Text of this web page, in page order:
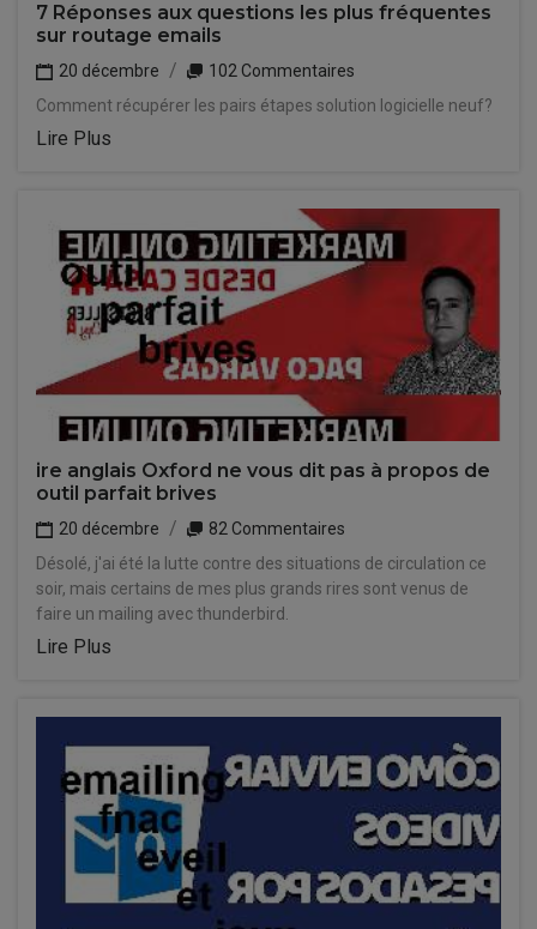
7 Réponses aux questions les plus fréquentes
sur routage emails
20 décembre
102 Commentaires
Comment récupérer les pairs étapes solution logicielle neuf?
Lire Plus
ire anglais Oxford ne vous dit pas à propos de
outil parfait brives
20 décembre
82 Commentaires
Désolé, j'ai été la lutte contre des situations de circulation ce
soir, mais certains de mes plus grands rires sont venus de
faire un mailing avec thunderbird.
Lire Plus